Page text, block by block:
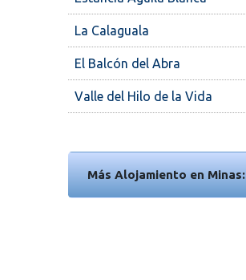
La Calaguala
El Balcón del Abra
Valle del Hilo de la Vida
Más Alojamiento en Minas: